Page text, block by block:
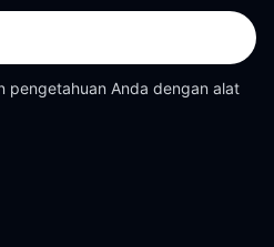
pengetahuan Anda dengan alat